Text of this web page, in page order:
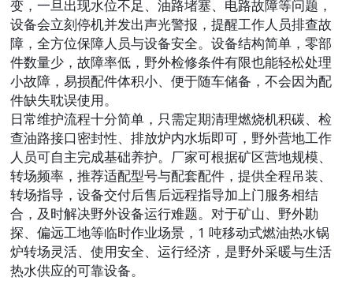
变，一旦出现水位不足、油路堵塞、电路故障等问题，
设备会立刻停机并发出声光警报，提醒工作人员排查故
障，全方位保障人员与设备安全。设备结构简单，零部
件数量少，故障率低，野外检修条件有限也能轻松处理
小故障，易损配件体积小、便于随车储备，不会因为配
件缺失耽误使用。
日常维护流程十分简单，只需定期清理燃烧机积碳、检
查油路接口密封性、排放炉内水垢即可，野外营地工作
人员可自主完成基础养护。厂家可根据矿区营地规模、
转场频率，推荐适配型号与配套配件，提供全程吊装、
转场指导，设备交付后售后远程指导加上门服务相结
合，及时解决野外设备运行难题。对于矿山、野外勘
探、偏远工地等临时作业场景，1 吨移动式燃油热水锅
炉转场灵活、使用安全、运行经济，是野外采暖与生活
热水供应的可靠设备。